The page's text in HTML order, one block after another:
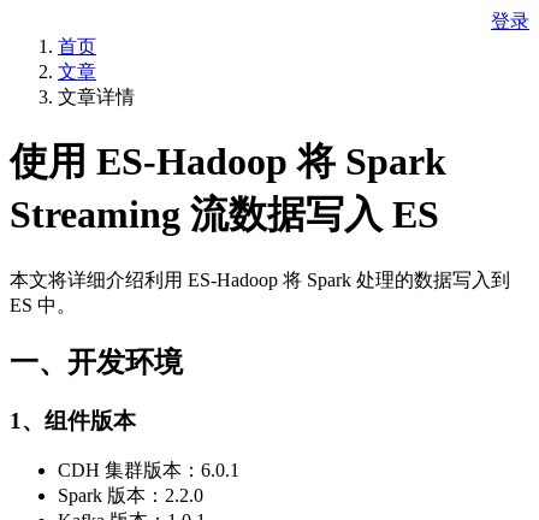
登录
首页
文章
文章详情
使用 ES-Hadoop 将 Spark
Streaming 流数据写入 ES
本文将详细介绍利用 ES-Hadoop 将 Spark 处理的数据写入到
ES 中。
一、开发环境
1、组件版本
CDH 集群版本：6.0.1
Spark 版本：2.2.0